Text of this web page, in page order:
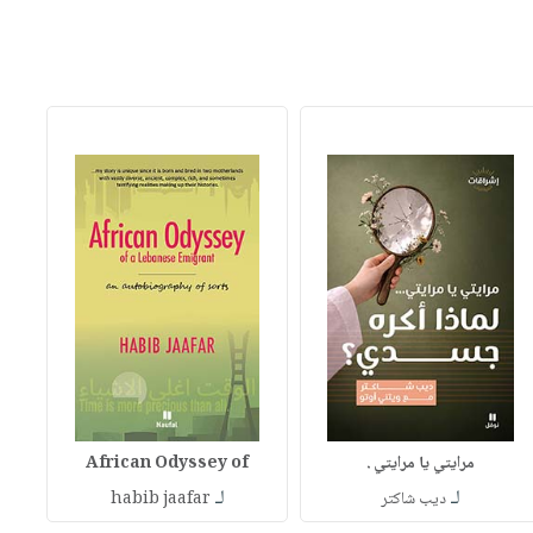
مرايتي يا مرايتي .
لـديب شاكتر
African Odyssey of
لـ habib jaafar